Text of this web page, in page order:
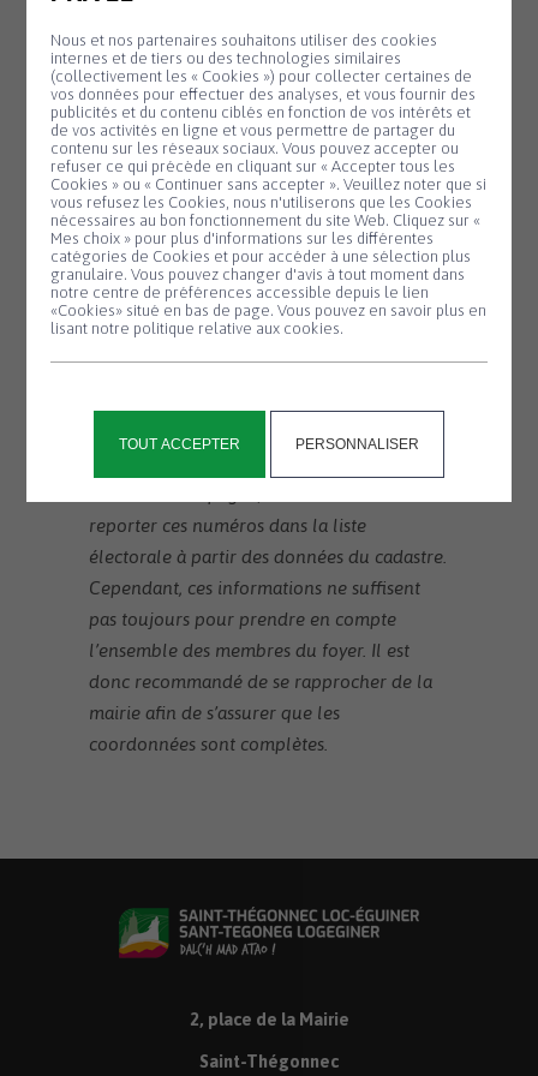
Panneau de gestion des cookies
Nous et nos partenaires souhaitons utiliser des cookies
internes et de tiers ou des technologies similaires
(collectivement les « Cookies ») pour collecter certaines de
vos données pour effectuer des analyses, et vous fournir des
publicités et du contenu ciblés en fonction de vos intérêts et
de vos activités en ligne et vous permettre de partager du
contenu sur les réseaux sociaux. Vous pouvez accepter ou
refuser ce qui précède en cliquant sur « Accepter tous les
Cookies » ou « Continuer sans accepter ». Veuillez noter que si
vous refusez les Cookies, nous n'utiliserons que les Cookies
nécessaires au bon fonctionnement du site Web. Cliquez sur «
Mes choix » pour plus d'informations sur les différentes
catégories de Cookies et pour accéder à une sélection plus
granulaire. Vous pouvez changer d'avis à tout moment dans
notre centre de préférences accessible depuis le lien
«Cookies» situé en bas de page. Vous pouvez en savoir plus en
lisant notre politique relative aux cookies.
TOUT ACCEPTER PERSONNALISER
Les personnes installées dans la commune
depuis peu sont invitées à s’inscrire sur les
listes en mairie ou via le site service-
public.fr, jusqu’au 1er mai inclus par
internet ou jusqu’au 3 mai inclus en mairie.
Un changement d’adresse au sein de la
commune est aussi à signaler à la mairie
en fournissant un justificatif de domicile.
Les jeunes majeurs qui ont été recensés à
Saint-Thégonnec Loc-Éguiner à 16 ans sont
en principe inscrits automatiquement. Il
reporter ces numéros dans la liste
électorale à partir des données du cadastre.
Cependant, ces informations ne suffisent
pas toujours pour prendre en compte
l’ensemble des membres du foyer. Il est
donc recommandé de se rapprocher de la
mairie afin de s’assurer que les
coordonnées sont complètes.
2, place de la Mairie
Saint-Thégonnec